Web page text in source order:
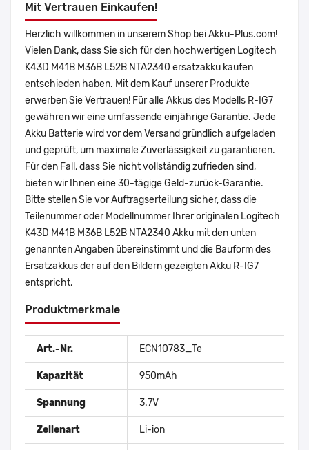
Mit Vertrauen Einkaufen!
Herzlich willkommen in unserem Shop bei Akku-Plus.com!
Vielen Dank, dass Sie sich für den hochwertigen Logitech
K43D M41B M36B L52B NTA2340 ersatzakku kaufen
entschieden haben. Mit dem Kauf unserer Produkte
erwerben Sie Vertrauen! Für alle Akkus des Modells R-IG7
gewähren wir eine umfassende einjährige Garantie. Jede
Akku Batterie wird vor dem Versand gründlich aufgeladen
und geprüft, um maximale Zuverlässigkeit zu garantieren.
Für den Fall, dass Sie nicht vollständig zufrieden sind,
bieten wir Ihnen eine 30-tägige Geld-zurück-Garantie.
Bitte stellen Sie vor Auftragserteilung sicher, dass die
Teilenummer oder Modellnummer Ihrer originalen Logitech
K43D M41B M36B L52B NTA2340 Akku mit den unten
genannten Angaben übereinstimmt und die Bauform des
Ersatzakkus der auf den Bildern gezeigten Akku R-IG7
entspricht.
Produktmerkmale
Art.-Nr. ECN10783_Te
Kapazität 950mAh
Spannung 3.7V
Zellenart Li-ion